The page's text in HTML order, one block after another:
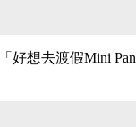
好想去渡假Mini